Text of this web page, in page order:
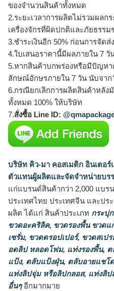
ของจำนวนสินค้าทั้งหมด
2.ระยะเวลาการผลิตไม่รวมผลก
เครื่องจักรที่ผิดปกติและภัยธรรม
3.ชำระเงินอีก 50% ก่อนการจัด
4.ใบเสนอราคานี้มีผลภายใน 7
5.หากสินค้าบกพร่องหรือมีปัญห
ลักษณ์อักษรภายใน 7 วัน นับจาก
6.กรณียกเลิกการผลิตสินค้าหลัง
ทั้งหมด 100% ให้บริษัท
7.สั่งซื้อ Line ID:
บริษัท คิว-มา คอสเมติก อินเตอ
ตัวแทนผู้ผลิตและจัดจำหน่ายบร
แก่แบรนด์สินค้ากว่า 2,000 แบร
ประเทศไทย ประเทศจีน และปร
ผลิต ได้แก่ สินค้าประเภท กระปุ
ขวดอะคริลิค, ขวดรองพื้น ขวดแ
เซรั่ม, ขวดดรอปเปอร์, ขวดสเปร
อดลิป หลอดโฟม, แท่งรองพื้น,
แป้ง, ตลับแป้งฝุ่น, ตลับอายแชโ
แท่งลิปจุ่ม หรือลิปกลอส, แท่งลิป
อื่นๆอีกมากมาย